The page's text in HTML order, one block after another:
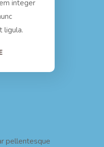
integer
ligula.
pellentesque